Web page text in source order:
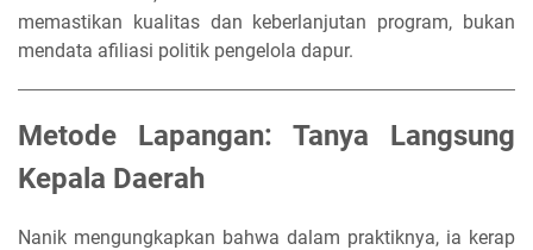
memastikan kualitas dan keberlanjutan program, bukan
mendata afiliasi politik pengelola dapur.
Metode Lapangan: Tanya Langsung
Kepala Daerah
Nanik mengungkapkan bahwa dalam praktiknya, ia kerap